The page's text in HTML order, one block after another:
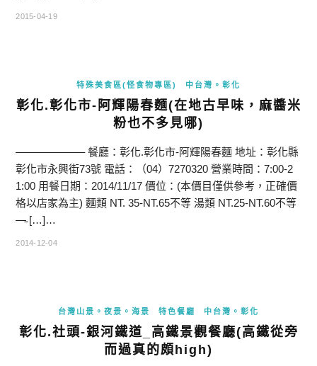
2015-04-19
特殊美食區(怪食物專區) 中台灣。彰化
彰化.彰化市-阿輝陽春麵(在地古早味，麻醬米
粉也不多見哪)
——————– 餐廳：彰化.彰化市-阿輝陽春麵 地址：彰化縣
彰化市永興街73號 電話：（04）7270320 營業時間：7:00-2
1:00 用餐日期：2014/11/17 價位：(本價目僅供參考，正確價
格以店家為主) 麵類 NT. 35-NT.65不等 湯類 NT.25-NT.60不等
—̵ […]…
2014-12-04
台灣山景。夜景。海景 特色餐廳 中台灣。彰化
彰化.社頭-銀河鐵道_高鐵景觀餐廳(高鐵從旁
而過真的頗high)